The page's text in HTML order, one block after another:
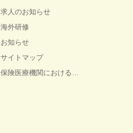
求人のお知らせ
海外研修
お知らせ
サイトマップ
保険医療機関における書面掲示